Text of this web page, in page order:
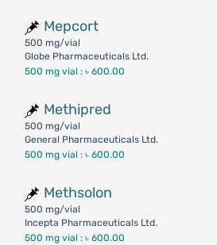
Mepcort
500 mg/vial
Globe Pharmaceuticals Ltd.
500 mg vial :৳ 600.00
Methipred
500 mg/vial
General Pharmaceuticals Ltd.
500 mg vial :৳ 600.00
Methsolon
500 mg/vial
Incepta Pharmaceuticals Ltd.
500 mg vial :৳ 600.00